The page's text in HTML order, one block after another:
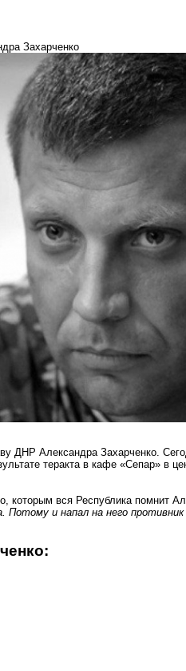
Захарченко
ДНР Александра Захарченко.
теракта в кафе «Сепар» в
вся Республика помнит
и напал на него противник